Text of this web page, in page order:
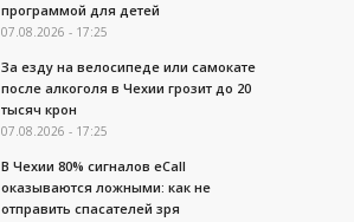
программой для детей
07.08.2026 - 17:25
За езду на велосипеде или самокате
после алкоголя в Чехии грозит до 20
тысяч крон
07.08.2026 - 17:25
В Чехии 80% сигналов eCall
оказываются ложными: как не
отправить спасателей зря